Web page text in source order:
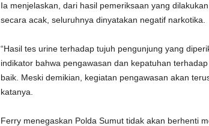
Ia menjelaskan, dari hasil pemeriksaan yang
secara acak, seluruhnya dinyatakan negatif narkotika.
“Hasil tes urine terhadap tujuh pengunjung yang
indikator bahwa pengawasan dan kepatuhan
baik. Meski demikian, kegiatan pengawasan akan
katanya.
Ferry menegaskan Polda Sumut tidak akan berhenti